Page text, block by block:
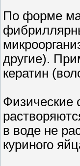
По форме
другие).
кератин
Физические
в воде не
куриного